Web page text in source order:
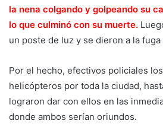
la nena colgando y golpeando su
lo que culminó con su muerte.
un poste de luz y se dieron a la
Por el hecho, efectivos policiales
helicópteros por toda la ciudad,
lograron dar con ellos en las
donde ambos serían oriundos.